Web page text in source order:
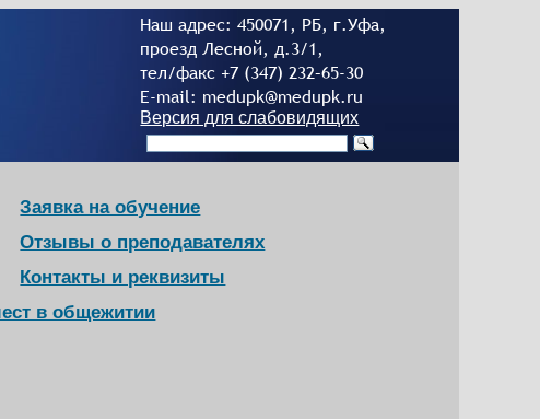
Наш адрес: 450071, РБ, г.Уфа,
проезд Лесной, д.3/1,
тел/факс +7 (347) 232–65-30
E-mail: medupk@medupk.ru
Версия для слабовидящих
Заявка на обучение
Отзывы о преподавателях
Контакты и реквизиты
в общежитии